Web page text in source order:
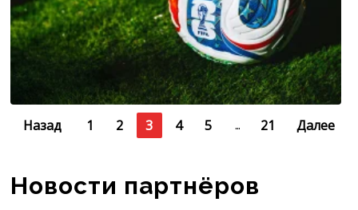
Назад 1 2 3 4 5 … 21 Далее
Новости партнёров